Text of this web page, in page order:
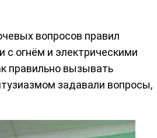
вопросов правил
огнём и электрическими
правильно вызывать
задавали вопросы,